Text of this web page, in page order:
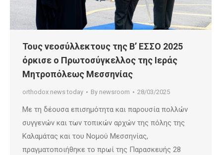
Τους νεοσύλλεκτους της Β’ ΕΣΣΟ 2025
όρκισε ο Πρωτοσύγκελλος της Ιεράς
Μητροπόλεως Μεσσηνίας
orthodox news today By newsroom 28/03/2025
Με τη δέουσα επισημότητα και παρουσία πολλών
συγγενών και των τοπικών αρχών της πόλης της
Καλαμάτας και του Νομού Μεσσηνίας,
πραγματοποιήθηκε το πρωί της Παρασκευής 28